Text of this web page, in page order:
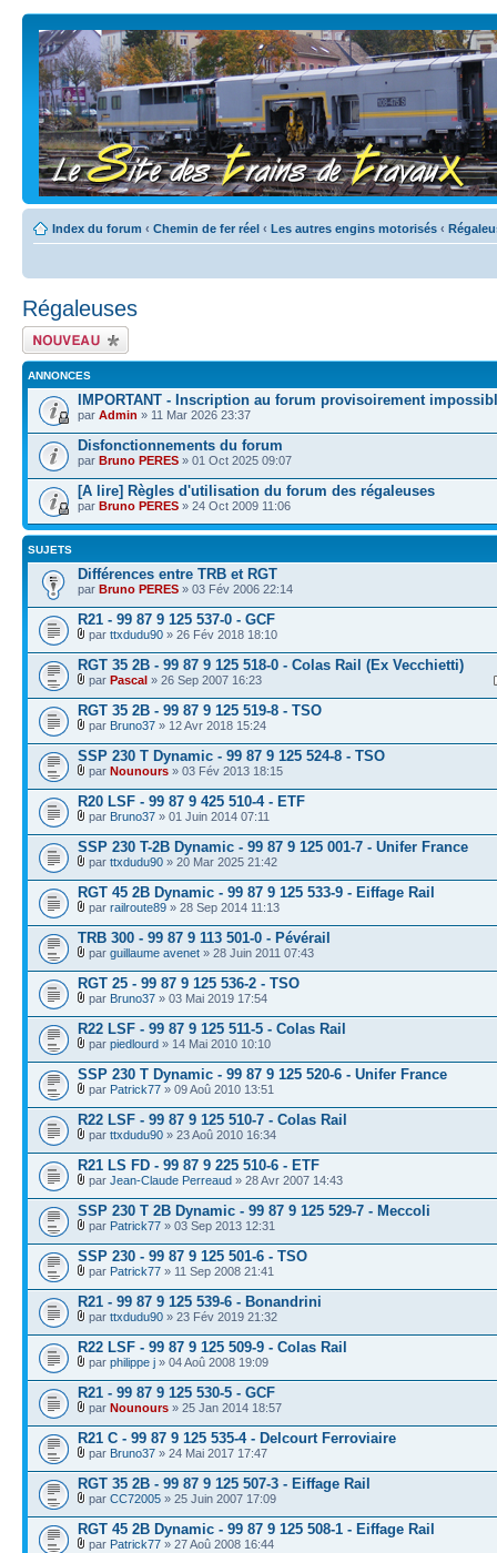
Index du forum ‹ Chemin de fer réel ‹ Les autres engins motorisés ‹
Régaleuses
Écrire un nouveau
sujet
ANNONCES
IMPORTANT - Inscription au forum provisoirement
par Admin » 11 Mar 2026 23:37
Disfonctionnements du forum
par Bruno PERES » 01 Oct 2025 09:07
[A lire] Règles d'utilisation du forum des régaleuses
par Bruno PERES » 24 Oct 2009 11:06
SUJETS
Différences entre TRB et RGT
par Bruno PERES » 03 Fév 2006 22:14
R21 - 99 87 9 125 537-0 - GCF
par ttxdudu90 » 26 Fév 2018 18:10
RGT 35 2B - 99 87 9 125 518-0 - Colas Rail (Ex Vecchietti)
par Pascal » 26 Sep 2007 16:23
RGT 35 2B - 99 87 9 125 519-8 - TSO
par Bruno37 » 12 Avr 2018 15:24
SSP 230 T Dynamic - 99 87 9 125 524-8 - TSO
par Nounours » 03 Fév 2013 18:15
R20 LSF - 99 87 9 425 510-4 - ETF
par Bruno37 » 01 Juin 2014 07:11
SSP 230 T-2B Dynamic - 99 87 9 125 001-7 - Unifer France
par ttxdudu90 » 20 Mar 2025 21:42
RGT 45 2B Dynamic - 99 87 9 125 533-9 - Eiffage Rail
par railroute89 » 28 Sep 2014 11:13
TRB 300 - 99 87 9 113 501-0 - Pévérail
par guillaume avenet » 28 Juin 2011 07:43
RGT 25 - 99 87 9 125 536-2 - TSO
par Bruno37 » 03 Mai 2019 17:54
R22 LSF - 99 87 9 125 511-5 - Colas Rail
par piedlourd » 14 Mai 2010 10:10
SSP 230 T Dynamic - 99 87 9 125 520-6 - Unifer France
par Patrick77 » 09 Aoû 2010 13:51
R22 LSF - 99 87 9 125 510-7 - Colas Rail
par ttxdudu90 » 23 Aoû 2010 16:34
R21 LS FD - 99 87 9 225 510-6 - ETF
par Jean-Claude Perreaud » 28 Avr 2007 14:43
SSP 230 T 2B Dynamic - 99 87 9 125 529-7 - Meccoli
par Patrick77 » 03 Sep 2013 12:31
SSP 230 - 99 87 9 125 501-6 - TSO
par Patrick77 » 11 Sep 2008 21:41
R21 - 99 87 9 125 539-6 - Bonandrini
par ttxdudu90 » 23 Fév 2019 21:32
R22 LSF - 99 87 9 125 509-9 - Colas Rail
par philippe j » 04 Aoû 2008 19:09
R21 - 99 87 9 125 530-5 - GCF
par Nounours » 25 Jan 2014 18:57
R21 C - 99 87 9 125 535-4 - Delcourt Ferroviaire
par Bruno37 » 24 Mai 2017 17:47
RGT 35 2B - 99 87 9 125 507-3 - Eiffage Rail
par CC72005 » 25 Juin 2007 17:09
RGT 45 2B Dynamic - 99 87 9 125 508-1 - Eiffage Rail
par Patrick77 » 27 Aoû 2008 16:44